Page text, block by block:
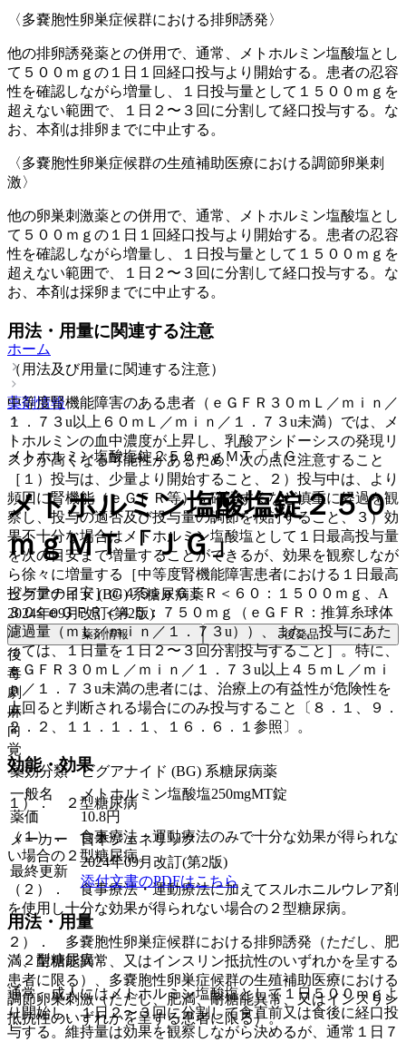
〈多嚢胞性卵巣症候群における排卵誘発〉
他の排卵誘発薬との併用で、通常、メトホルミン塩酸塩とし
て５００ｍｇの１日１回経口投与より開始する。患者の忍容
性を確認しながら増量し、１日投与量として１５００ｍｇを
超えない範囲で、１日２〜３回に分割して経口投与する。な
お、本剤は排卵までに中止する。
〈多嚢胞性卵巣症候群の生殖補助医療における調節卵巣刺
激〉
他の卵巣刺激薬との併用で、通常、メトホルミン塩酸塩とし
て５００ｍｇの１日１回経口投与より開始する。患者の忍容
性を確認しながら増量し、１日投与量として１５００ｍｇを
超えない範囲で、１日２〜３回に分割して経口投与する。な
お、本剤は採卵までに中止する。
用法・用量に関連する注意
（用法及び用量に関連する注意）
中等度腎機能障害のある患者（ｅＧＦＲ３０ｍＬ／ｍｉｎ／
１．７３u以上６０ｍＬ／ｍｉｎ／１．７３u未満）では、メ
トホルミンの血中濃度が上昇し、乳酸アシドーシスの発現リ
スクが高くなる可能性があるため、次の点に注意すること
［１）投与は、少量より開始すること、２）投与中は、より
頻回に腎機能（ｅＧＦＲ等）を確認するなど慎重に経過を観
察し、投与の適否及び投与量の調節を検討すること、３）効
果不十分な場合はメトホルミン塩酸塩として１日最高投与量
を次の目安まで増量することができるが、効果を観察しなが
ら徐々に増量する［中等度腎機能障害患者における１日最高
投与量の目安］@４５≦ｅＧＦＲ＜６０：１５００ｍｇ、A
３０≦ｅＧＦＲ＜４５：７５０ｍｇ（ｅＧＦＲ：推算糸球体
濾過量（ｍＬ／ｍｉｎ／１．７３u））、また、投与にあた
っては、１日量を１日２〜３回分割投与すること］。特に、
ｅＧＦＲ３０ｍＬ／ｍｉｎ／１．７３u以上４５ｍＬ／ｍｉ
ｎ／１．７３u未満の患者には、治療上の有益性が危険性を
上回ると判断される場合にのみ投与すること〔８．１、９．
２．２、１１．１．１、１６．６．１参照〕。
効能・効果
１）． ２型糖尿病
（１）． 食事療法・運動療法のみで十分な効果が得られな
い場合の２型糖尿病。
（２）． 食事療法・運動療法に加えてスルホニルウレア剤
を使用し十分な効果が得られない場合の２型糖尿病。
２）． 多嚢胞性卵巣症候群における排卵誘発（ただし、肥
満、耐糖能異常、又はインスリン抵抗性のいずれかを呈する
患者に限る）、多嚢胞性卵巣症候群の生殖補助医療における
調節卵巣刺激（ただし、肥満、耐糖能異常、又はインスリン
抵抗性のいずれかを呈する患者に限る）。
ホーム
薬剤情報
メトホルミン塩酸塩錠２５０ｍｇＭＴ「ＪＧ」
メトホルミン塩酸塩錠２５０
ｍｇＭＴ「ＪＧ」
ビグアナイド (BG) 系糖尿病薬
2024年09月改訂(第2版)
薬剤情報 後発品
後
毒
劇
麻
向
覚
薬効分類
ビグアナイド (BG) 系糖尿病薬
一般名
メトホルミン塩酸塩250mgMT錠
薬価
10.8円
メーカー
日本ジェネリック
最終更新
2024年09月改訂(第2版)
添付文書のPDFはこちら
用法・用量
〈２型糖尿病〉
通常、成人にはメトホルミン塩酸塩として１日５００ｍｇよ
り開始し、１日２〜３回に分割して食直前又は食後に経口投
与する。維持量は効果を観察しながら決めるが、通常１日７